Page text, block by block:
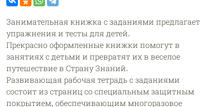
Занимательная книжка с заданиями предлагает
упражнения и тесты для детей.
Прекрасно оформленные книжки помогут в
занятиях с детьми и превратят их в веселое
путешествие в Страну Знаний.
Развивающая рабочая тетрадь с заданиями
состоит из страниц со специальным защитным
покрытием, обеспечивающим многоразовое